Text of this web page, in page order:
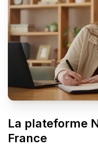
La plateforme
France